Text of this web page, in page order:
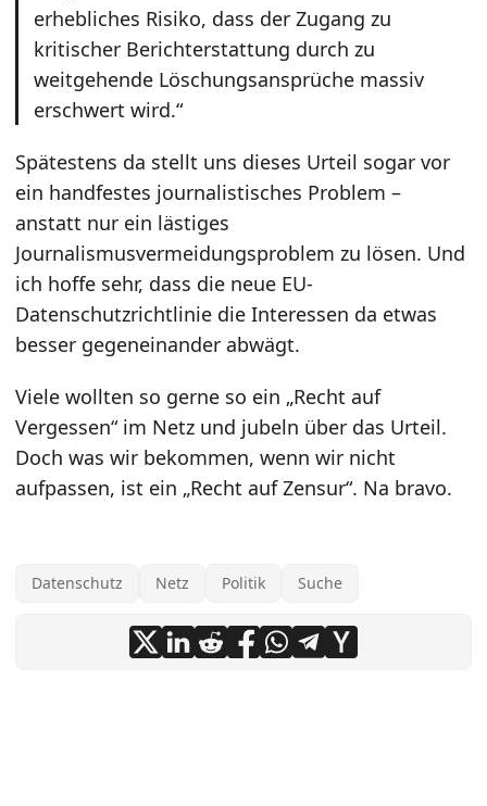
erhebliches Risiko, dass der Zugang zu
kritischer Berichterstattung durch zu
weitgehende Löschungsansprüche massiv
erschwert wird.“
Spätestens da stellt uns dieses Urteil sogar vor
ein handfestes journalistisches Problem –
anstatt nur ein lästiges
Journalismusvermeidungsproblem zu lösen. Und
ich hoffe sehr, dass die neue EU-
Datenschutzrichtlinie die Interessen da etwas
besser gegeneinander abwägt.
Viele wollten so gerne so ein „Recht auf
Vergessen“ im Netz und jubeln über das Urteil.
Doch was wir bekommen, wenn wir nicht
aufpassen, ist ein „Recht auf Zensur“. Na bravo.
Datenschutz Netz Politik Suche